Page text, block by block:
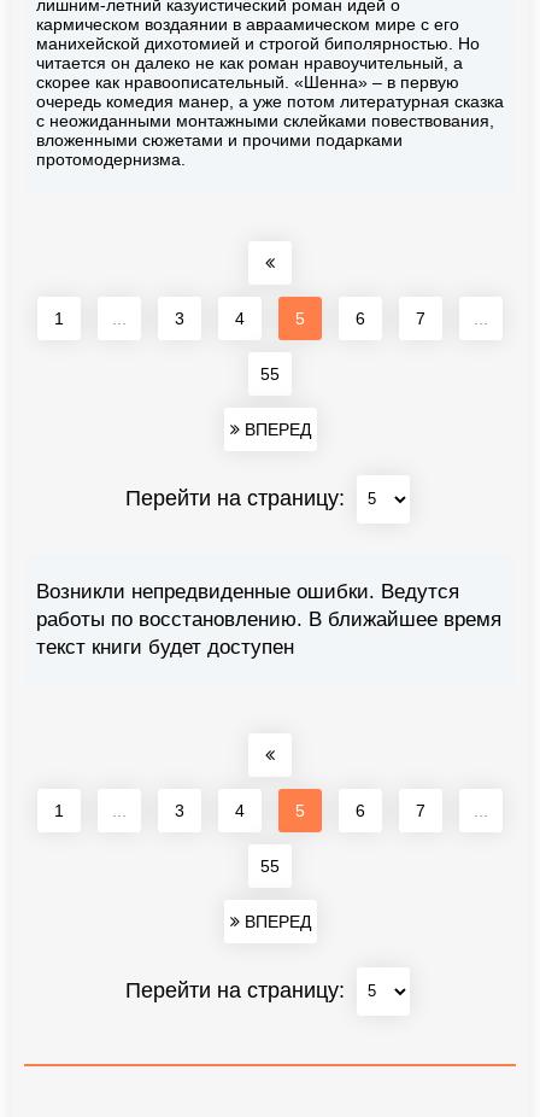
лишним-летний казуистический роман идей о
кармическом воздаянии в авраамическом мире с его
манихейской дихотомией и строгой биполярностью. Но
читается он далеко не как роман нравоучительный, а
скорее как нравоописательный. «Шенна» – в первую
очередь комедия манер, а уже потом литературная сказка
с неожиданными монтажными склейками повествования,
вложенными сюжетами и прочими подарками
протомодернизма.
1 3 4 5 6 7
55
ВПЕРЕД
Перейти на страницу:
Возникли непредвиденные ошибки. Ведутся
работы по восстановлению. В ближайшее время
текст книги будет доступен
1 3 4 5 6 7
55
ВПЕРЕД
Перейти на страницу: